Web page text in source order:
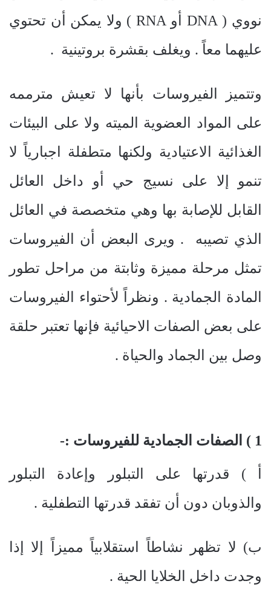
نووي ( DNA أو RNA ) ولا يمكن أن تحتوي
عليهما معاً . ويغلف بقشرة بروتينية .
وتتميز الفيروسات بأنها لا تعيش مترممه
على المواد العضوية الميته ولا على البيئات
الغذائية الاعتيادية ولكنها متطفلة اجبارياً لا
تنمو إلا على نسيج حي أو داخل العائل
القابل للإصابة بها وهي متخصصة في العائل
الذي تصيبه . ويرى البعض أن الفيروسات
تمثل مرحلة مميزة وثابتة من مراحل تطور
المادة الجمادية . ونظراً لأحتواء الفيروسات
على بعض الصفات الاحيائية فإنها تعتبر حلقة
وصل بين الجماد والحياة .
1 ) الصفات الجمادية للفيروسات :-
أ ) قدرتها على التبلور وإعادة التبلور
والذوبان دون أن تفقد قدرتها التطفلية .
ب) لا تظهر نشاطاً استقلابياً مميزاً إلا إذا
وجدت داخل الخلايا الحية .